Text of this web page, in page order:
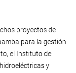
proyectos de
para la gestión
el Instituto de
y